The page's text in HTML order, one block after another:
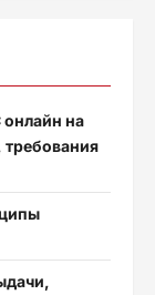
на
требования